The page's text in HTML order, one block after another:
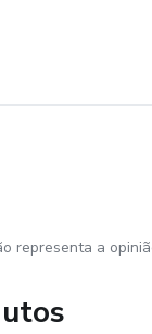
representa a